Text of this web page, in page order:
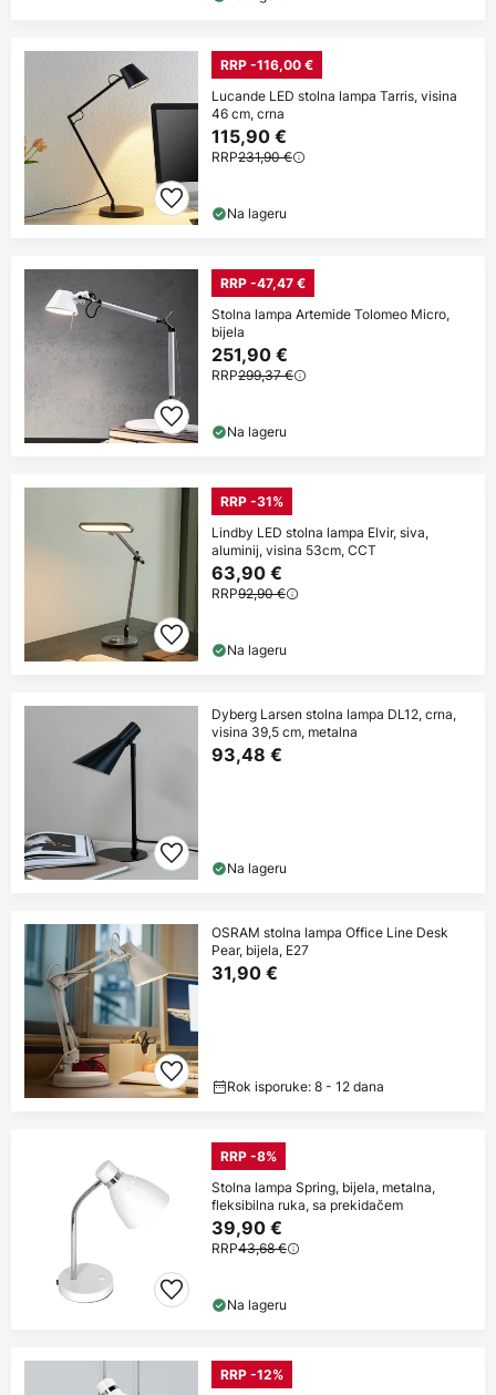
RRP -116,00 €
Lucande LED stolna lampa Tarris, visina
46 cm, crna
115,90 €
RRP231,90 €
Na lageru
RRP -47,47 €
Stolna lampa Artemide Tolomeo Micro,
bijela
251,90 €
RRP299,37 €
Na lageru
RRP -31%
Lindby LED stolna lampa Elvir, siva,
aluminij, visina 53cm, CCT
63,90 €
RRP92,90 €
Na lageru
Dyberg Larsen stolna lampa DL12, crna,
visina 39,5 cm, metalna
93,48 €
Na lageru
OSRAM stolna lampa Office Line Desk
Pear, bijela, E27
31,90 €
Rok isporuke: 8 - 12 dana
RRP -8%
Stolna lampa Spring, bijela, metalna,
fleksibilna ruka, sa prekidačem
39,90 €
RRP43,68 €
Na lageru
RRP -12%